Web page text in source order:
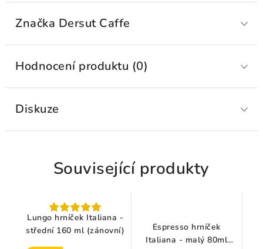
Značka Dersut Caffe
Hodnocení produktu (0)
Diskuze
Související produkty
Lungo hrníček Italiana -
střední 160 ml (zánovní)
Espresso hrníček
Italiana - malý 80ml